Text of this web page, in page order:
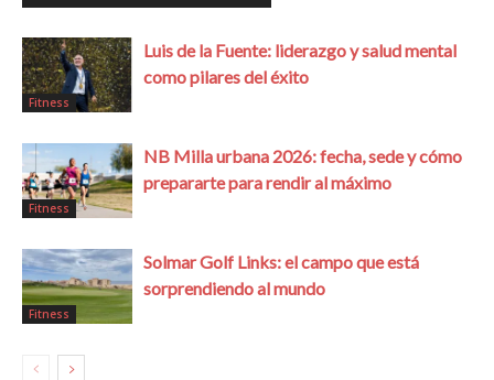
Fitness
Luis de la Fuente: liderazgo y salud mental
como pilares del éxito
Fitness
NB Milla urbana 2026: fecha, sede y cómo
prepararte para rendir al máximo
Fitness
Solmar Golf Links: el campo que está
sorprendiendo al mundo